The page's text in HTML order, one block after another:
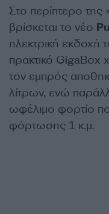
Στο περίπτερο
βρίσκεται το νέο
ηλεκτρική εκδοχή
πρακτικό GigaBox
τον εμπρός
λίτρων, ενώ
ωφέλιμο φορτίο
φόρτωσης 1 κ.μ.